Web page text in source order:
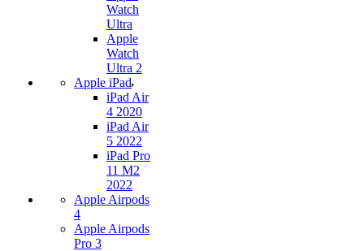
Watch
Ultra
Apple
Watch
Ultra 2
Apple iPad
iPad Air
4 2020
iPad Air
5 2022
iPad Pro
11 M2
2022
Apple Airpods
4
Apple Airpods
Pro 3